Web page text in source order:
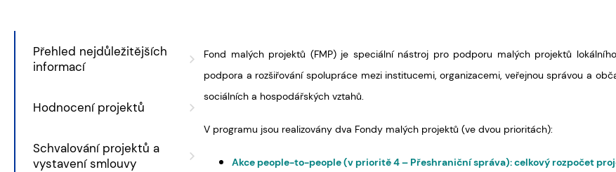
Přehled nejdůležitějších
informací
Hodnocení projektů
Schvalování projektů a
vystavení smlouvy
Fond malých projektů (FMP) je speciální nástroj pro podporu malých projektů
podpora a rozšiřování spolupráce mezi institucemi, organizacemi, veřejnou správou a
sociálních a hospodářských vztahů.
V programu jsou realizovány dva Fondy malých projektů (ve dvou prioritách):
Akce people-to-people (v prioritě 4 – Přeshraniční správa): celkový rozpočet